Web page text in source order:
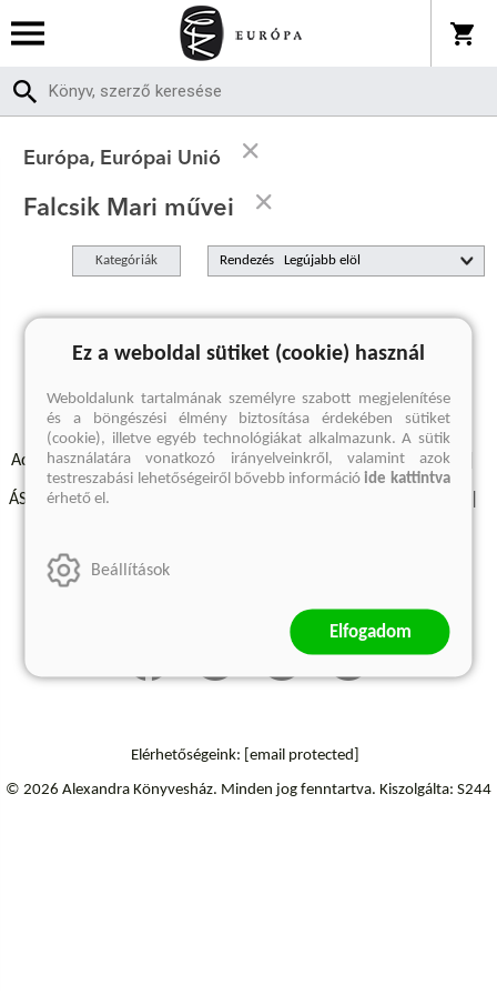
Európa, Európai Unió
Falcsik Mari művei
Kategóriák Rendezés
A keresett kifejezésre nincs találat
Adatvédelmi szabályzatok Elállási felmondási nyilatkozat
ÁSZF - Vásárlási feltételek
Szállítási információk
Elérhetőségeink: [email protected]
© 2026 Alexandra Könyvesház. Minden jog fenntartva. Kiszolgálta: S244
Ez a weboldal sütiket (cookie) használ
Weboldalunk tartalmának személyre szabott megjelenítése
és a böngészési élmény biztosítása érdekében sütiket
(cookie), illetve egyéb technológiákat alkalmazunk. A sütik
használatára vonatkozó irányelveinkről, valamint azok
testreszabási lehetőségeiről bővebb információide kattintva
érhető el.
Beállítások
Elfogadom